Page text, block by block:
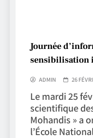
Journée
sensibilisation
ADMIN 26
Le mardi 25
scientifique
Mohandis » a
l’École